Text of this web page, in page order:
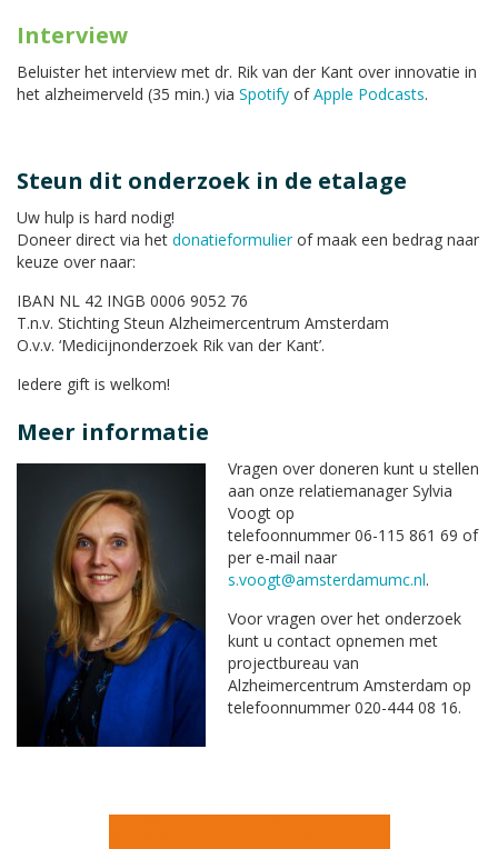
Interview
Beluister het interview met dr. Rik van der Kant over innovatie in
het alzheimerveld (35 min.) via Spotify ofApple Podcasts.
Steun dit onderzoek in de etalage
Uw hulp is hard nodig!
Doneer direct via het donatieformulierof maak een bedrag naar
keuze over naar:
IBAN NL 42 INGB 0006 9052 76
T.n.v. Stichting Steun Alzheimercentrum Amsterdam
O.v.v. ‘Medicijnonderzoek Rik van der Kant’.
Iedere gift is welkom!
Meer informatie
Vragen over doneren kunt u stellen
aan onze relatiemanager Sylvia
Voogt op
telefoonnummer 06-115 861 69 of
per e-mail naar
s.voogt@amsterdamumc.nl.
Voor vragen over het onderzoek
kunt u contact opnemen met
projectbureau van
Alzheimercentrum Amsterdam op
telefoonnummer 020-444 08 16.